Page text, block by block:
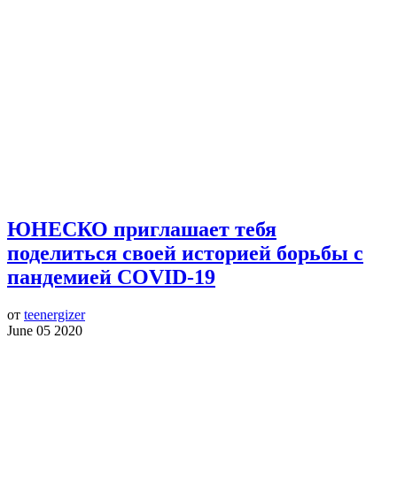
ЮНЕСКО приглашает тебя
поделиться своей историей борьбы с
пандемией COVID-19
от teenergizer
June 05 2020